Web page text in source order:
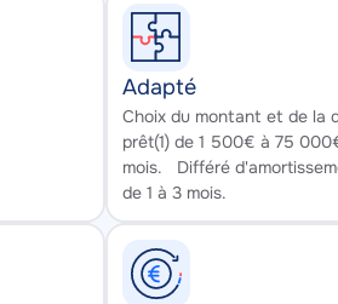
Adapté
Texte
Choix du montant et de la
prêt(1) de 1 500€ à 75
mois. Différé
de 1 à 3 mois.